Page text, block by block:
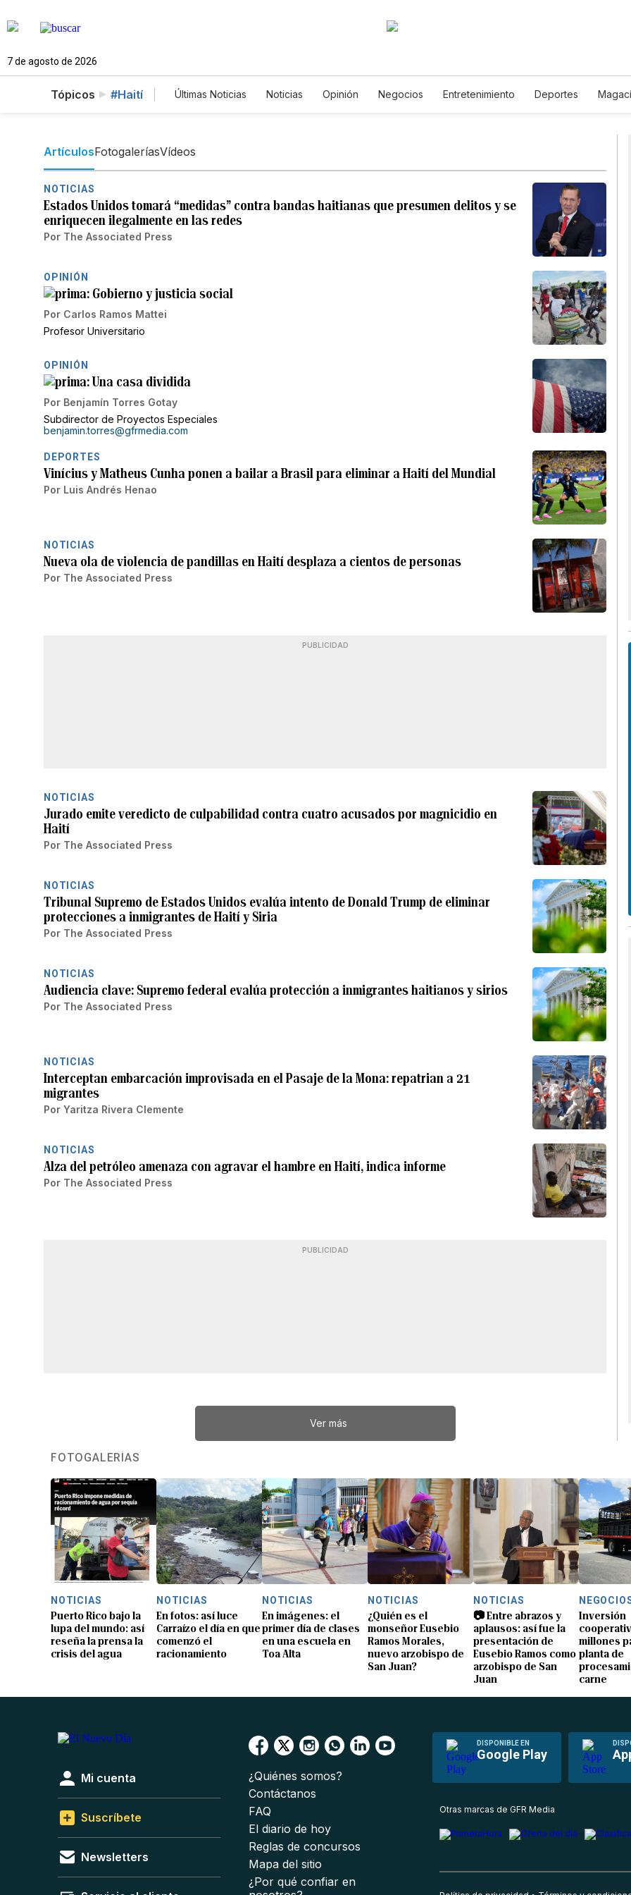
7 de agosto de 2026
Tópicos #Haití Últimas Noticias Noticias Opinión Negocios Entretenimiento Deportes
ArtículosFotogaleríasVídeos
NOTICIAS
Estados Unidos tomará “medidas” contra bandas haitianas que presumen delitos y se
enriquecen ilegalmente en las redes
Por The Associated Press
OPINIÓN
Gobierno y justicia social
Por Carlos Ramos Mattei
Profesor Universitario
OPINIÓN
Una casa dividida
Por Benjamín Torres Gotay
Subdirector de Proyectos Especiales
benjamin.torres@gfrmedia.com
DEPORTES
Vinícius y Matheus Cunha ponen a bailar a Brasil para eliminar a Haití del Mundial
Por Luis Andrés Henao
NOTICIAS
Nueva ola de violencia de pandillas en Haití desplaza a cientos de personas
Por The Associated Press
PUBLICIDAD
NOTICIAS
Jurado emite veredicto de culpabilidad contra cuatro acusados por magnicidio en
Haití
Por The Associated Press
NOTICIAS
Tribunal Supremo de Estados Unidos evalúa intento de Donald Trump de eliminar
protecciones a inmigrantes de Haití y Siria
Por The Associated Press
NOTICIAS
Audiencia clave: Supremo federal evalúa protección a inmigrantes haitianos y sirios
Por The Associated Press
NOTICIAS
Interceptan embarcación improvisada en el Pasaje de la Mona: repatrian a 21
migrantes
Por Yaritza Rivera Clemente
NOTICIAS
Alza del petróleo amenaza con agravar el hambre en Haití, indica informe
Por The Associated Press
PUBLICIDAD
Ver más
FOTOGALERÍAS
NOTICIAS
Puerto Rico bajo la
lupa del mundo: así
reseña la prensa la
crisis del agua
NOTICIAS
En fotos: así luce
Carraízo el día en que
comenzó el
racionamiento
NOTICIAS
En imágenes: el
primer día de clases
en una escuela en
Toa Alta
NOTICIAS
¿Quién es el
monseñor Eusebio
Ramos Morales,
nuevo arzobispo de
San Juan?
NOTICIAS
📷 Entre abrazos y
aplausos: así fue la
presentación de
Eusebio Ramos como
arzobispo de San
Juan
Inversión
millones
planta de
carne
DISPONIBLE EN
Google Play
Mi cuenta
Suscríbete
Newsletters
¿Quiénes somos?
Contáctanos
FAQ
El diario de hoy
Reglas de concursos
Mapa del sitio
¿Por qué confiar en
Otras marcas de GFR Media